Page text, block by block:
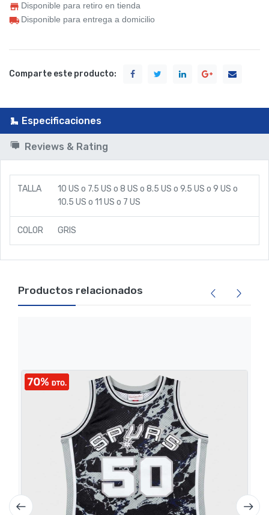
Disponible para retiro en tienda
Disponible para entrega a domicilio
Comparte este producto:
Especificaciones
Reviews & Rating
TALLA 10 US o 7.5 US o 8 US o 8.5 US o 9.5 US o 9 US o
10.5 US o 11 US o 7 US
COLOR GRIS
Productos relacionados